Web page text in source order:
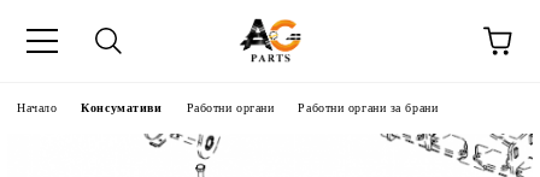
Начало Консумативи Работни органи Работни органи за брани